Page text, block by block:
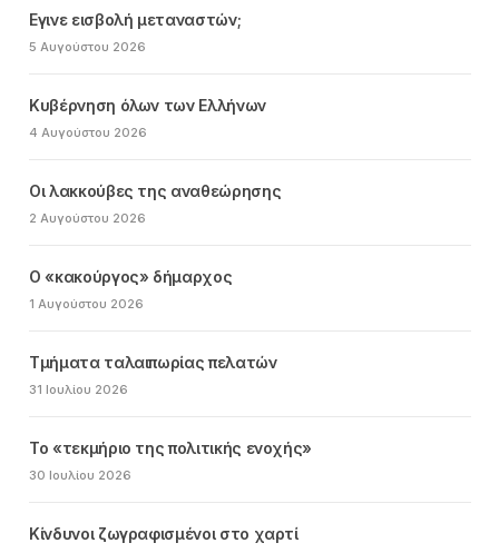
Εγινε εισβολή μεταναστών;
5 Αυγούστου 2026
Κυβέρνηση όλων των Ελλήνων
4 Αυγούστου 2026
Οι λακκούβες της αναθεώρησης
2 Αυγούστου 2026
Ο «κακούργος» δήμαρχος
1 Αυγούστου 2026
Τμήματα ταλαιπωρίας πελατών
31 Ιουλίου 2026
Το «τεκμήριο της πολιτικής ενοχής»
30 Ιουλίου 2026
Κίνδυνοι ζωγραφισμένοι στο χαρτί